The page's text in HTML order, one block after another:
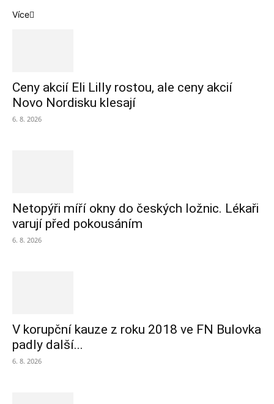
Více
Ceny akcií Eli Lilly rostou, ale ceny akcií
Novo Nordisku klesají
6. 8. 2026
Netopýři míří okny do českých ložnic. Lékaři
varují před pokousáním
6. 8. 2026
V korupční kauze z roku 2018 ve FN Bulovka
padly další...
6. 8. 2026